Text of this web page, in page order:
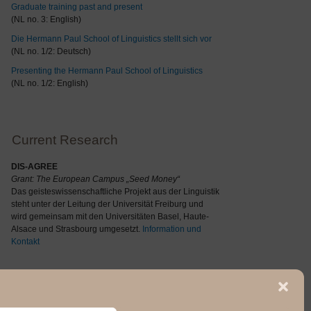
Graduate training past and present
(NL no. 3: English)
Die Hermann Paul School of Linguistics stellt sich vor
(NL no. 1/2: Deutsch)
Presenting the Hermann Paul School of Linguistics
(NL no. 1/2: English)
Current Research
DIS-AGREE
Grant: The European Campus „Seed Money“
Das geisteswissenschaftliche Projekt aus der Linguistik
steht unter der Leitung der Universität Freiburg und
wird gemeinsam mit den Universitäten Basel, Haute-
Alsace und Strasbourg umgesetzt. Information und
Kontakt